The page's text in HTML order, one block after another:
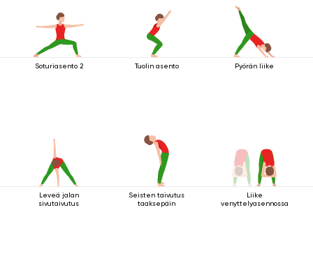
Soturiasento 2 Tuolin asento Pyörän liike
Leveä jalan
sivutaivutus
Seisten taivutus
taaksepäin
Liike
venyttelyasennossa